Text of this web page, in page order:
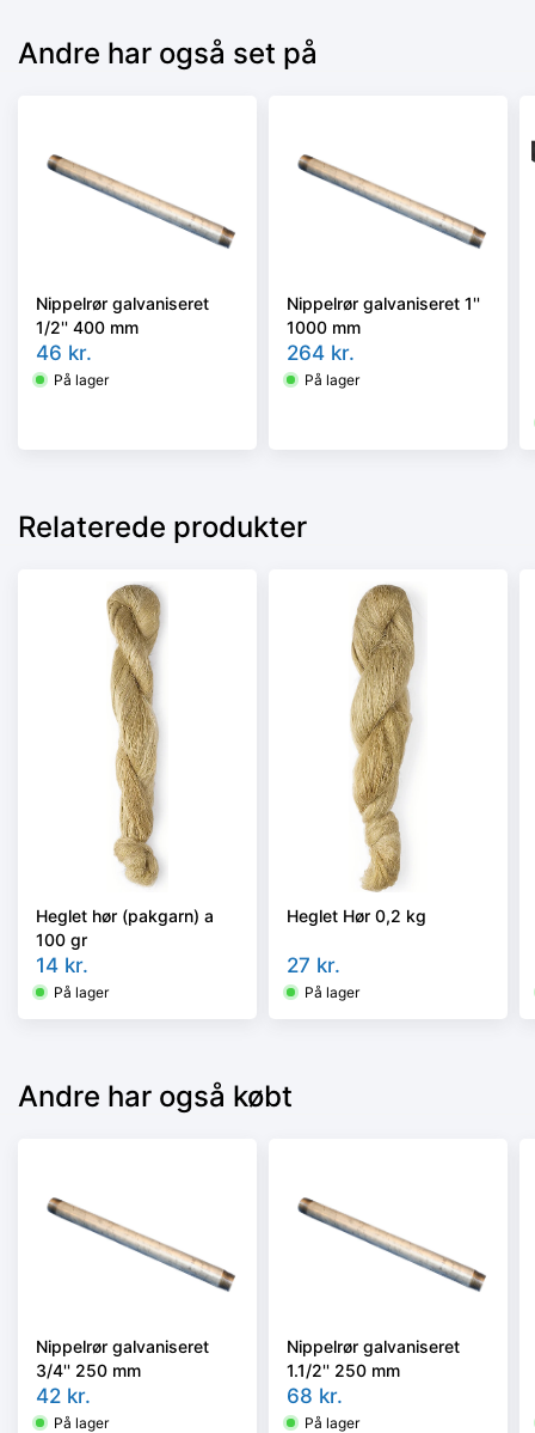
Andre har også set på
Nippelrør galvaniseret
1/2'' 400 mm
46 kr.
På lager
Nippelrør galvaniseret 1''
1000 mm
264 kr.
På lager
Relaterede produkter
Heglet hør (pakgarn) a
100 gr
14 kr.
På lager
Heglet Hør 0,2 kg
27 kr.
På lager
Andre har også købt
Nippelrør galvaniseret
3/4'' 250 mm
42 kr.
På lager
Nippelrør galvaniseret
1.1/2'' 250 mm
68 kr.
På lager